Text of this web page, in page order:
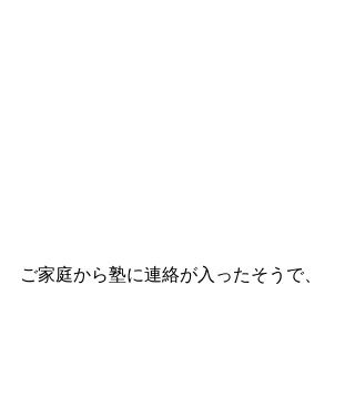
ご家庭から塾に連絡が入ったそうで、